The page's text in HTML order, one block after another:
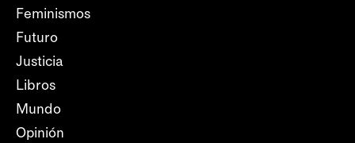
Feminismos
Futuro
Justicia
Libros
Mundo
Opinión